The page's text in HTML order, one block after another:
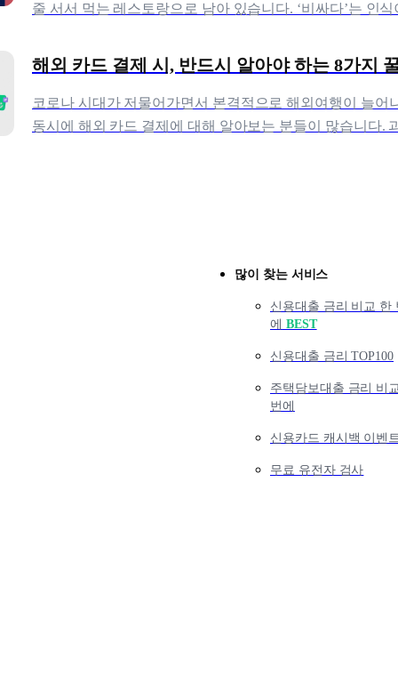
줄 서서 먹는 레스토랑으로 남아 있습니다. ‘비싸다’는 인식
해외 카드 결제 시, 반드시 알아야 하는 8가지
코로나 시대가 저물어가면서 본격적으로 해외여행이 늘어
동시에 해외 카드 결제에 대해 알아보는 분들이 많습니다.
많이 찾는 서비스
신용대출 금리 비교 한
에 BEST
신용대출 금리 TOP100
주택담보대출 금리 비
번에
신용카드 캐시백 이벤
무료 유전자 검사